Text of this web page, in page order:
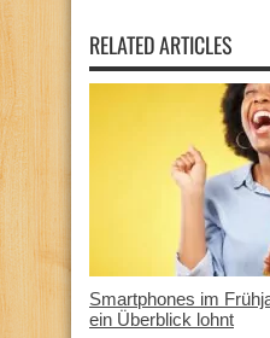
RELATED ARTICLES
Smartphones im
ein Überblick lohnt